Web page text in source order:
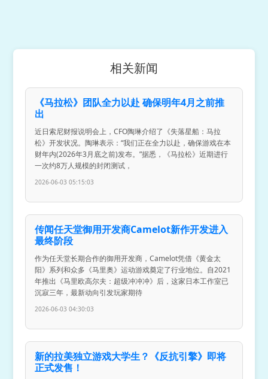
相关新闻
《马拉松》团队全力以赴 确保明年4月之前推
出
近日索尼财报说明会上，CFO陶琳介绍了《失落星船：马拉
松》开发状况。陶琳表示：“我们正在全力以赴，确保游戏在本
财年内(2026年3月底之前)发布。”据悉，《马拉松》近期进行
一次约8万人规模的封闭测试，
2026-06-03 05:15:03
传闻任天堂御用开发商Camelot新作开发进入
最终阶段
作为任天堂长期合作的御用开发商，Camelot凭借《黄金太
阳》系列和众多《马里奥》运动游戏奠定了行业地位。自2021
年推出《马里欧高尔夫：超级冲冲冲》后，这家日本工作室已
沉寂三年，最新动向引发玩家期待
2026-06-03 04:30:03
新的拉美独立游戏大学生？《反抗引擎》即将
正式发售！